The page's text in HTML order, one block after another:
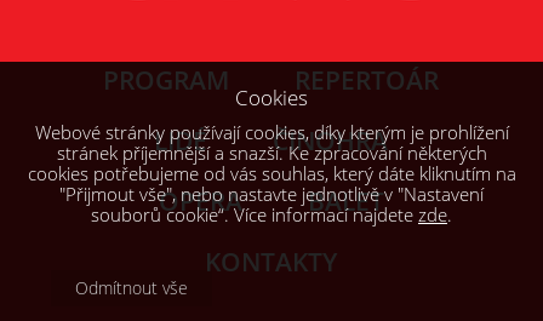
PROGRAM
REPERTOÁR
LIDÉ
ČINOHRA
OPERA
BALET
KONTAKTY
Cookies
Webové stránky používají cookies, díky kterým je prohlížení
stránek příjemnější a snazší. Ke zpracování některých
cookies potřebujeme od vás souhlas, který dáte kliknutím na
"Přijmout vše", nebo nastavte jednotlivě v "Nastavení
souborů cookie“. Více informací najdete zde.
Odmítnout vše